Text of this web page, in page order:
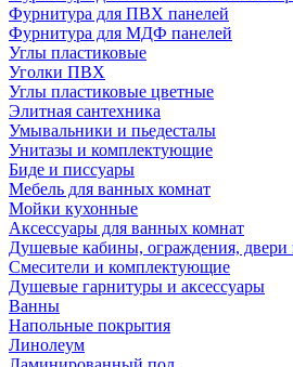
Фурнитура для ПВХ панелей
Фурнитура для МДФ панелей
Углы пластиковые
Уголки ПВХ
Углы пластиковые цветные
Элитная сантехника
Умывальники и пьедесталы
Унитазы и комплектующие
Биде и писсуары
Мебель для ванных комнат
Мойки кухонные
Аксессуары для ванных комнат
Душевые кабины, ограждения,
Смесители и комплектующие
Душевые гарнитуры и аксессуары
Ванны
Напольные покрытия
Линолеум